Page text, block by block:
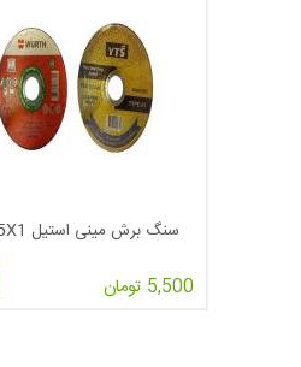
سنگ برش مینی استیل 115X1
5,500 تومان